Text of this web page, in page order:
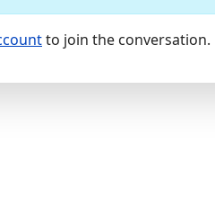
to join the conversation.